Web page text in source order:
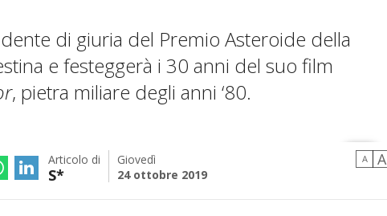
di giuria del Premio Asteroide della
e festeggerà i 30 anni del suo film
, pietra miliare degli anni ‘80.
Articolo di
S*
Giovedì
24 ottobre 2019
A A